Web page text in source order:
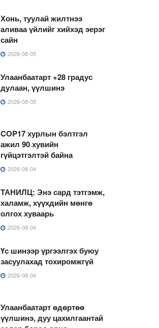
Хонь, туулай жилтнээ
аливаа үйлийг хийхэд эерэг
сайн
2026-08-05
Улаанбаатарт +28 градус
дулаан, үүлшинэ
2026-08-05
COP17 хурлын бэлтгэл
ажил 90 хувийн
гүйцэтгэлтэй байна
2026-08-04
ТАНИЛЦ: Энэ сард тэтгэмж,
халамж, хүүхдийн мөнгө
олгох хуваарь
2026-08-04
Үс шинээр үргээлгэх буюу
засуулахад тохиромжгүй
2026-08-04
Улаанбаатарт өдөртөө
үүлшинэ, дуу цахилгаантай